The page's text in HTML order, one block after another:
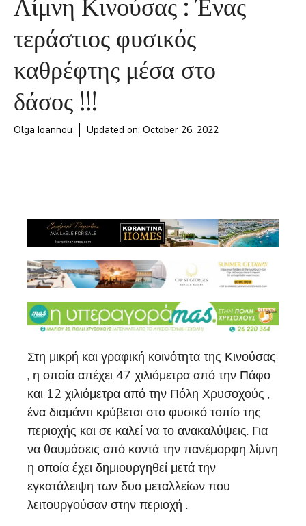
τεράστιος φυσικός
καθρέφτης μέσα στο
δάσος !!!
Olga Ioannou Updated on: October 26, 2022
Στη μικρή και γραφική κοινότητα της Κινούσας
, η οποία απέχει 47 χιλιόμετρα από την Πάφο
και 12 χιλιόμετρα από την Πόλη Χρυσοχούς ,
ένα διαμάντι κρύβεται στο φυσικό τοπίο της
περιοχής και σε καλεί να το ανακαλύψεις. Για
να θαυμάσεις από κοντά την πανέμορφη λίμνη
η οποία έχει δημιουργηθεί μετά την
εγκατάλειψη των δυο μεταλλείων που
λειτουργούσαν στην περιοχή .